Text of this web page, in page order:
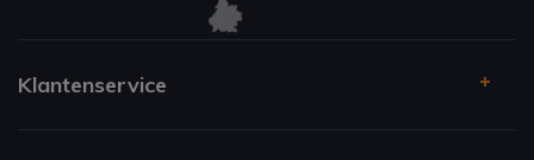
Klantenservice